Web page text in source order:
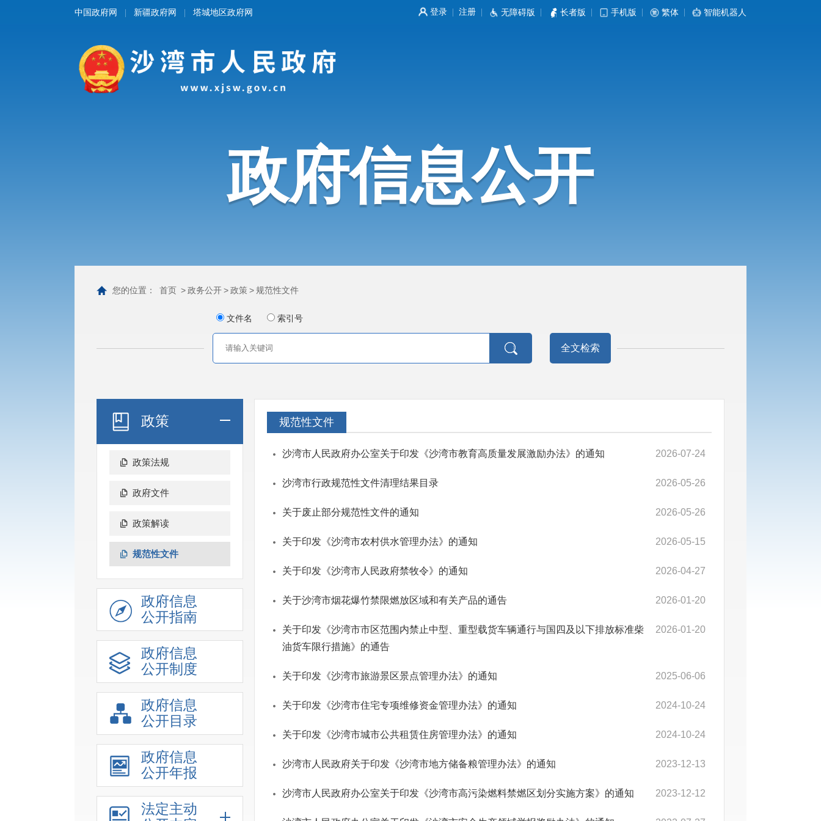
中国政府网 新疆政府网 塔城地区政府网 登录 注册 无障碍版 长者版 手机版 繁体 智能机器人
政府信息公开
您的位置： 首页 >政务公开>政策 >规范性文件
文件名 索引号
全文检索
政策
政策法规
政府文件
政策解读
规范性文件
政府信息
公开指南
政府信息
公开制度
政府信息
公开目录
政府信息
公开年报
法定主动
规范性文件
2026-07-24
沙湾市人民政府办公室关于印发《沙湾市教育高质量发展激励办法》的通知
2026-05-26
沙湾市行政规范性文件清理结果目录
2026-05-26
关于废止部分规范性文件的通知
2026-05-15
关于印发《沙湾市农村供水管理办法》的通知
2026-04-27
关于印发《沙湾市人民政府禁牧令》的通知
2026-01-20
关于沙湾市烟花爆竹禁限燃放区域和有关产品的通告
2026-01-20
关于印发《沙湾市市区范围内禁止中型、重型载货车辆通行与国四及以下排放标准柴
油货车限行措施》的通告
2025-06-06
关于印发《沙湾市旅游景区景点管理办法》的通知
2024-10-24
关于印发《沙湾市住宅专项维修资金管理办法》的通知
2024-10-24
关于印发《沙湾市城市公共租赁住房管理办法》的通知
2023-12-13
沙湾市人民政府关于印发《沙湾市地方储备粮管理办法》的通知
2023-12-12
沙湾市人民政府办公室关于印发《沙湾市高污染燃料禁燃区划分实施方案》的通知